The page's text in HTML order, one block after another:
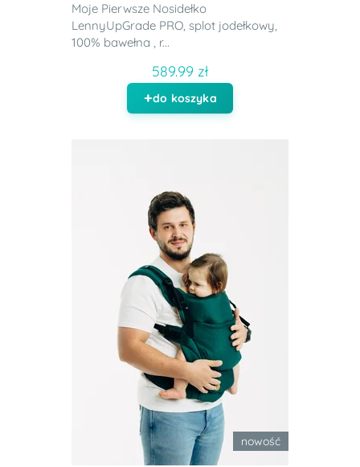
Moje Pierwsze Nosidełko
LennyUpGrade PRO, splot jodełkowy,
100% bawełna , r...
589.99 zł
do koszyka
nowość